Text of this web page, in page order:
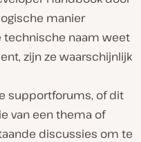
manier
technische naam weet
zijn ze waarschijnlijk
supportforums, of dit
van een thema of
discussies om te